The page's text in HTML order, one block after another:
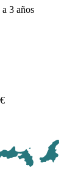
3 años